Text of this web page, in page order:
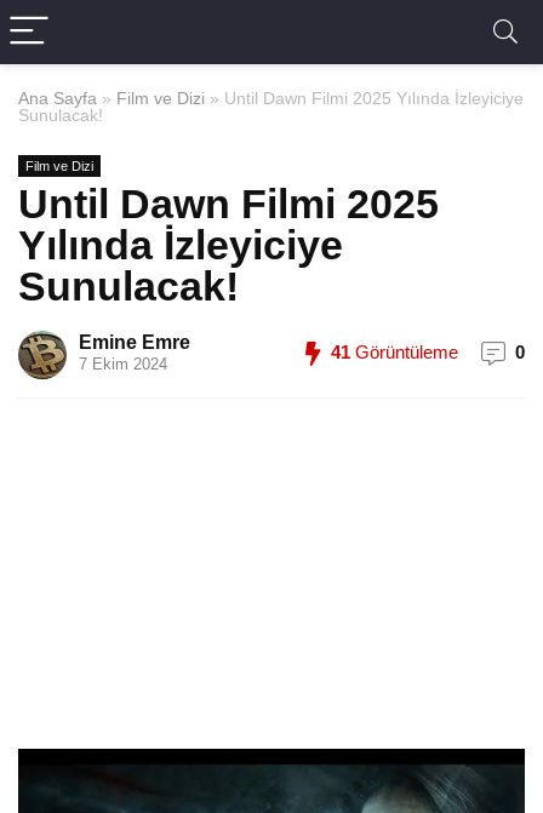
Ana Sayfa » Film ve Dizi » Until Dawn Filmi 2025 Yılında İzleyiciye
Sunulacak!
Film ve Dizi
Until Dawn Filmi 2025
Yılında İzleyiciye
Sunulacak!
Emine Emre
7 Ekim 2024
41 Görüntüleme 0